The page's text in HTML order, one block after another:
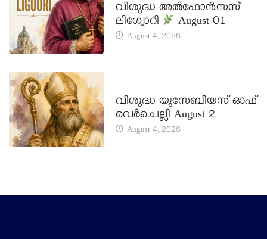
വിശുദ്ധ അൽഫോൻസസ്
ലിഗ്വോറി
August 01
August 4, 2026
വിശുദ്ധ യൂസേബിയസ് ഓഫ്
വെർചെല്ലി August 2
August 4, 2026